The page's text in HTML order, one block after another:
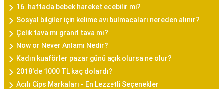
16. haftada bebek hareket edebilir mi?
Sosyal bilgiler için kelime avı bulmacaları nereden alınır?
Çelik tava mı granit tava mı?
Now or Never Anlamı Nedir?
Kadın kuaförler pazar günü açık olursa ne olur?
2018'de 1000 TL kaç dolardı?
Acılı Cips Markaları - En Lezzetli Seçenekler